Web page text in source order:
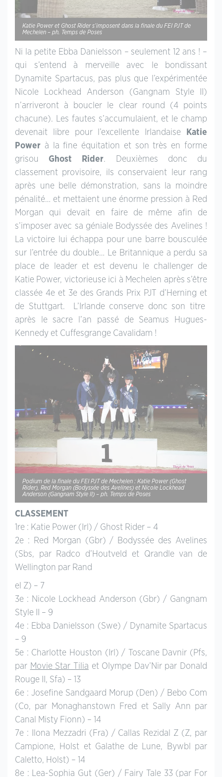
Katie Power et Ghost Rider s’imposent dans la finale du FEI PJT de
Mechelen – ph. Temps de Poses
Ni la petite Ebba Danielsson – seulement 12 ans ! –
qui s’entend à merveille avec le bondissant
Dynamite Spartacus, pas plus que l’expérimentée
Nicole Lockhead Anderson (Gangnam Style II)
n’arriveront à boucler le clear round (4 points
chacune). Les fautes s’accumulaient, et le champ
devenait libre pour l’excellente Irlandaise
Katie
Power à la fine équitation et son très en forme
grisou Ghost Rider. Deuxièmes donc du
classement provisoire, ils conservaient leur rang
après une belle démonstration, sans la moindre
pénalité… et mettaient une énorme pression à Red
Morgan qui devait en faire de même afin de
s’imposer avec sa géniale Bodyssée des Avelines !
La victoire lui échappa pour une barre bousculée
sur l’entrée du double… Le Britannique a perdu sa
place de leader et est devenu le challenger de
Katie Power, victorieuse ici à Mechelen après s’être
classée 4e et 3e des Grands Prix PJT d’Herning et
de Stuttgart. L’Irlande conserve donc son titre
après le sacre l’an passé de Seamus Hugues-
Kennedy et Cuffesgrange Cavalidam !
Podium de la finale du FEI PJT de Mechelen : Katie Power (Ghost
Rider), Red Morgan (Bodyssée des Avelines) et Nicole Lockhead
Anderson (Gangnam Style II) – ph. Temps de Poses
CLASSEMENT
1re : Katie Power (Irl) / Ghost Rider – 4
2e : Red Morgan (Gbr) / Bodyssée des Avelines
(Sbs, par Radco d’Houtveld et Qrandle van de
Wellington par Rand
el Z) – 7
3e : Nicole Lockhead Anderson (Gbr) / Gangnam
Style II – 9
4e : Ebba Danielsson (Swe) / Dynamite Spartacus
– 9
5e : Charlotte Houston (Irl) / Toscane Davnir (Pfs,
par Movie Star Tilia et Olympe Dav’Nir par Donald
Rouge II, Sfa) – 13
6e : Josefine Sandgaard Morup (Den) / Bebo Com
(Co, par Monaghanstown Fred et Sally Ann par
Canal Misty Fionn) – 14
7e : Ilona Mezzadri (Fra) / Callas Rezidal Z (Z, par
Campione, Holst et Galathe de Lune, Bywbl par
Caletto, Holst) – 14
8e : Lea-Sophia Gut (Ger) / Fairy Tale 33 (par For